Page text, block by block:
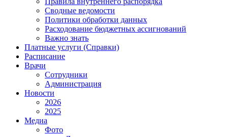
Сводные ведомости
Политики обработки данных
Расходование бюджетных ассигнований
Важно знать
Платные услуги (Справки)
Расписание
Врачи
Сотрудники
Администрация
Новости
2026
2025
Медиа
Фото